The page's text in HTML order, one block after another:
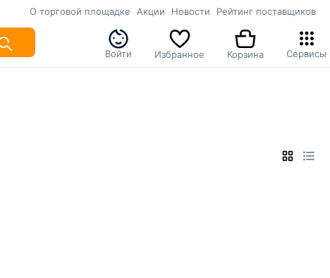
О торговой площадке Акции Новости Рейтинг поставщиков
Войти Избранное Корзина Сервисы